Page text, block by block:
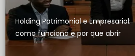
Holding Patrimonial e Empresarial:
como funciona e por que abrir